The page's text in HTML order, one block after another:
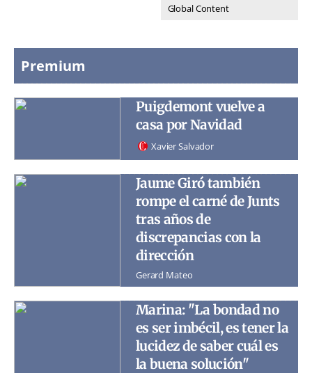
Global Content
Premium
Puigdemont vuelve a
casa por Navidad
Xavier Salvador
Jaume Giró también
rompe el carné de Junts
tras años de
discrepancias con la
dirección
Gerard Mateo
Marina: "La bondad no
es ser imbécil, es tener la
lucidez de saber cuál es
la buena solución"